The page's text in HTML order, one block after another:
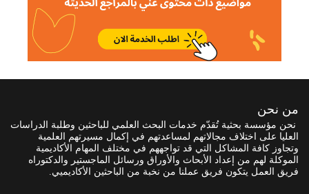
من نحن
نحن مؤسسة بحثية تُقدّم خدمات البحث العلمي للباحثين وطلبة الدراسات
العليا على اختلاف مجالاتهم لمساعدتهم في إكمال مسيرتهم العلمية
وتجاوز كافة المشاكل التي قد تواجههم في مختلف المهام الأكاديمية
الموكلة لهم من إعداد الأبحاث والأوراق ورسائل الماجستير والدكتوراه
فريق العمل يتكون فريق عملنا من نخبة من الباحثين الأكاديميي.